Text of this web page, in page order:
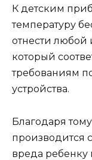
К детским
температуру
отнести
который
требованиям
устройства.
Благодаря
производится
вреда ребенку